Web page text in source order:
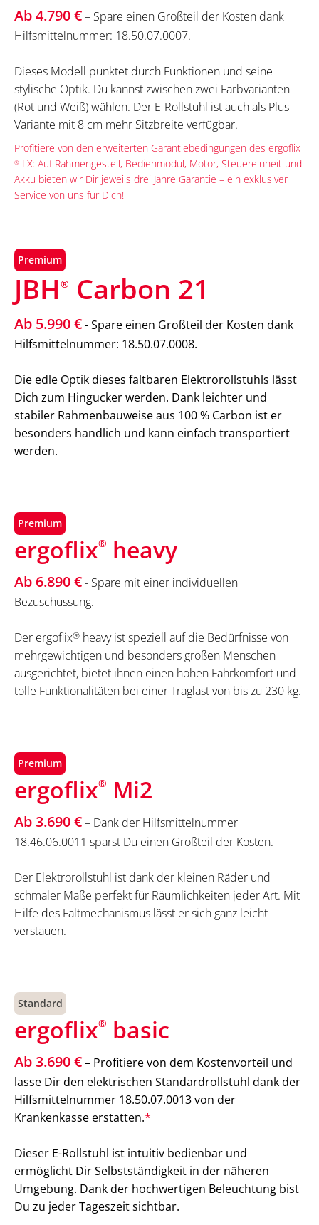
Ab 4.790 €– Spare einen Großteil der Kosten dank
Hilfsmittelnummer: 18.50.07.0007.
Dieses Modell punktet durch Funktionen und seine
stylische Optik. Du kannst zwischen zwei Farbvarianten
(Rot und Weiß) wählen. Der E-Rollstuhl ist auch als Plus-
Variante mit 8 cm mehr Sitzbreite verfügbar.
Profitiere von den erweiterten Garantiebedingungen des ergoflix
® LX: Auf Rahmengestell, Bedienmodul, Motor, Steuereinheit und
Akku bieten wir Dir jeweils drei Jahre Garantie – ein exklusiver
Service von uns für Dich!
Premium
ergoflix® heavy
Ab 6.890 €- Spare mit einer individuellen
Bezuschussung.
Der ergoflix® heavy ist speziell auf die Bedürfnisse von
mehrgewichtigen und besonders großen Menschen
ausgerichtet, bietet ihnen einen hohen Fahrkomfort und
tolle Funktionalitäten bei einer Traglast von bis zu 230 kg.
Premium
JBH ® Carbon 21
Ab 5.990 €- Spare einen Großteil der Kosten dank
Hilfsmittelnummer: 18.50.07.0008.
Die edle Optik dieses faltbaren Elektrorollstuhls lässt
Dich zum Hingucker werden. Dank leichter und
stabiler Rahmenbauweise aus 100 % Carbon ist er
besonders handlich und kann einfach transportiert
werden.
Premium
ergoflix® Mi2
Ab 3.690 €– Dank der Hilfsmittelnummer
18.46.06.0011 sparst Du einen Großteil der Kosten.
Der Elektrorollstuhl ist dank der kleinen Räder und
schmaler Maße perfekt für Räumlichkeiten jeder Art. Mit
Hilfe des Faltmechanismus lässt er sich ganz leicht
verstauen.
Standard
ergoflix® basic
Ab 3.690 €– Profitiere von dem Kostenvorteil und
lasse Dir den elektrischen Standardrollstuhl dank der
Hilfsmittelnummer 18.50.07.0013 von der
Krankenkasse erstatten.*
Dieser E-Rollstuhl ist intuitiv bedienbar und
ermöglicht Dir Selbstständigkeit in der näheren
Umgebung. Dank der hochwertigen Beleuchtung bist
Du zu jeder Tageszeit sichtbar.